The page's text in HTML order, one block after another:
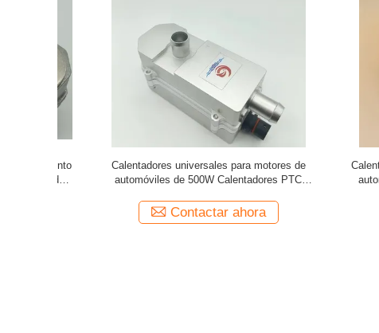
Calentador de agua para vehículos Goldate
500W 220V Calentador eléctrico de
Contactar ahora
Calentadores
seguridad